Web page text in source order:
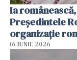
Ia
Președintele
organizație
16 IUNIE 2026